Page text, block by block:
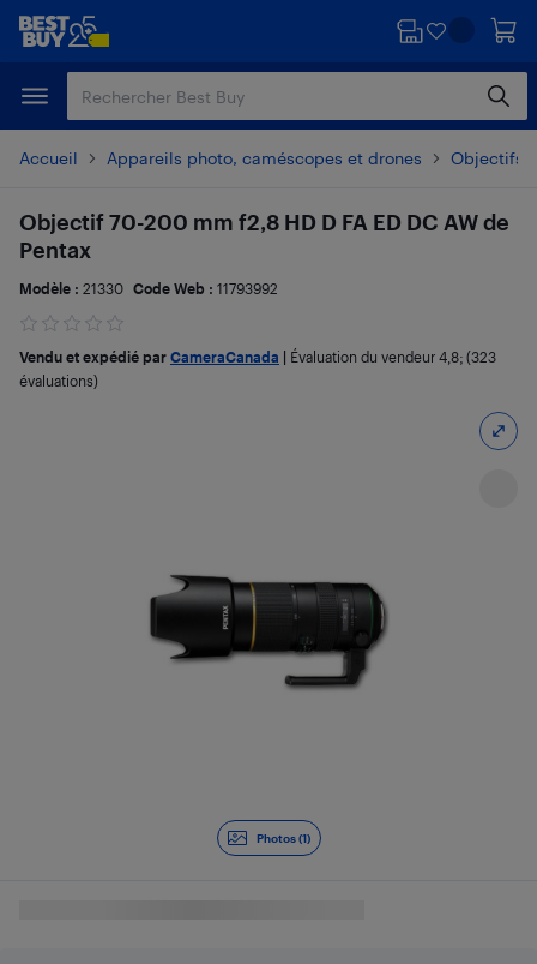
Passer
principal
Passer
Accueil Appareils photo, caméscopes et drones Objectifs
Photos (1)
Objectif 70-200 mm f2,8 HD D FA ED DC AW de
Pentax
Modèle : 21330 Code Web : 11793992
Vendu et expédié par CameraCanada Évaluation du vendeur 4,8; (323
évaluations)